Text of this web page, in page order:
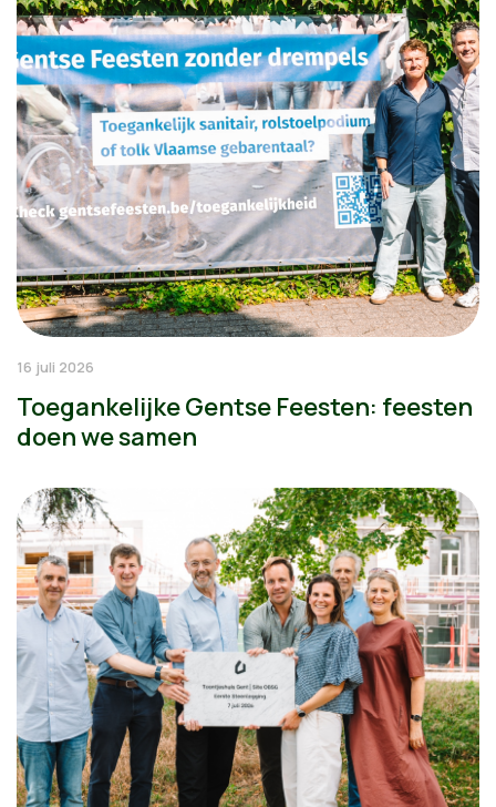
16 juli 2026
Toegankelijke Gentse Feesten: feesten
doen we samen